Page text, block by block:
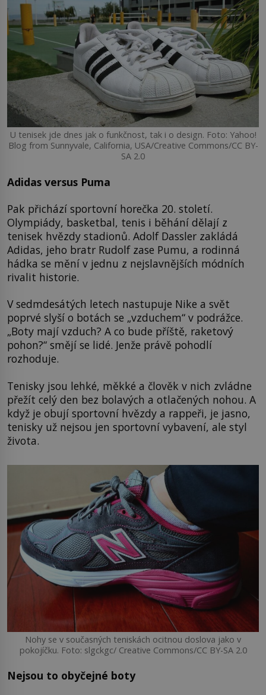
U tenisek jde dnes jak o funkčnost, tak i o design. Foto: Yahoo!
Blog from Sunnyvale, California, USA/Creative Commons/CC BY-
SA 2.0
Adidas versus Puma
Pak přichází sportovní horečka 20. století.
Olympiády, basketbal, tenis i běhání dělají z
tenisek hvězdy stadionů. Adolf Dassler zakládá
Adidas, jeho bratr Rudolf zase Pumu, a rodinná
hádka se mění v jednu z nejslavnějších módních
rivalit historie.
V sedmdesátých letech nastupuje Nike a svět
poprvé slyší o botách se „vzduchem“ v podrážce.
„Boty mají vzduch? A co bude příště, raketový
pohon?“ smějí se lidé. Jenže právě pohodlí
rozhoduje.
Tenisky jsou lehké, měkké a člověk v nich zvládne
přežít celý den bez bolavých a otlačených nohou. A
když je obují sportovní hvězdy a rappeři, je jasno,
tenisky už nejsou jen sportovní vybavení, ale styl
života.
Nohy se v současných teniskách ocitnou doslova jako v
pokojíčku. Foto: slgckgc/ Creative Commons/CC BY-SA 2.0
Nejsou to obyčejné boty